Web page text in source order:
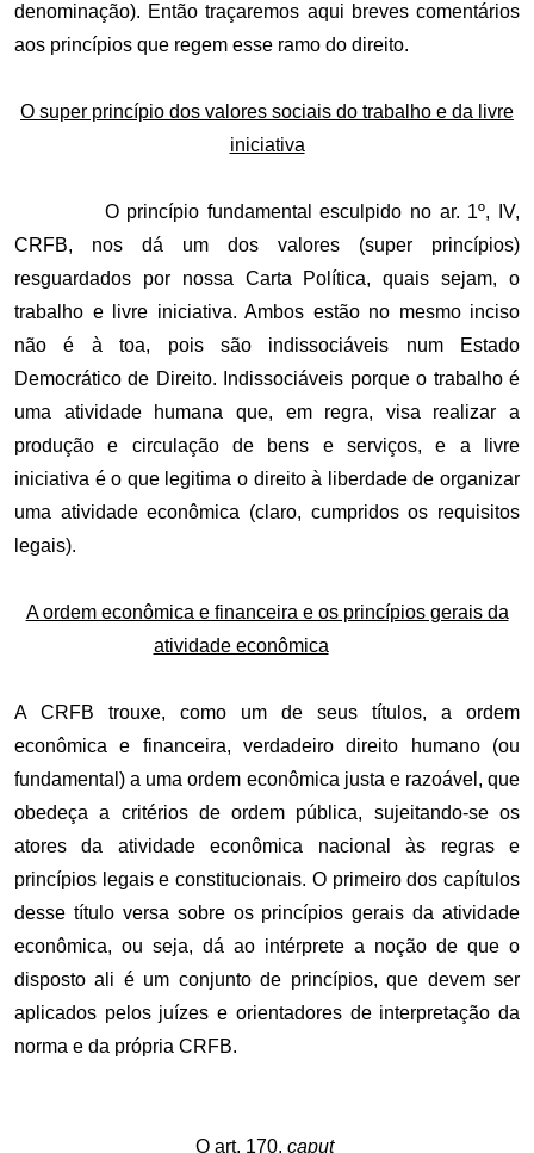
denominação). Então traçaremos aqui breves comentários
aos princípios que regem esse ramo do direito.
O super princípio dos valores sociais do trabalho e da livre
iniciativa
O princípio fundamental esculpido no ar. 1º, IV,
CRFB, nos dá um dos valores (super princípios)
resguardados por nossa Carta Política, quais sejam, o
trabalho e livre iniciativa. Ambos estão no mesmo inciso
não é à toa, pois são indissociáveis num Estado
Democrático de Direito. Indissociáveis porque o trabalho é
uma atividade humana que, em regra, visa realizar a
produção e circulação de bens e serviços, e a livre
iniciativa é o que legitima o direito à liberdade de organizar
uma atividade econômica (claro, cumpridos os requisitos
legais).
A ordem econômica e financeira e os princípios gerais da
atividade econômica
A CRFB trouxe, como um de seus títulos, a ordem
econômica e financeira, verdadeiro direito humano (ou
fundamental) a uma ordem econômica justa e razoável, que
obedeça a critérios de ordem pública, sujeitando-se os
atores da atividade econômica nacional às regras e
princípios legais e constitucionais. O primeiro dos capítulos
desse título versa sobre os princípios gerais da atividade
econômica, ou seja, dá ao intérprete a noção de que o
disposto ali é um conjunto de princípios, que devem ser
aplicados pelos juízes e orientadores de interpretação da
norma e da própria CRFB.
O art. 170, caput